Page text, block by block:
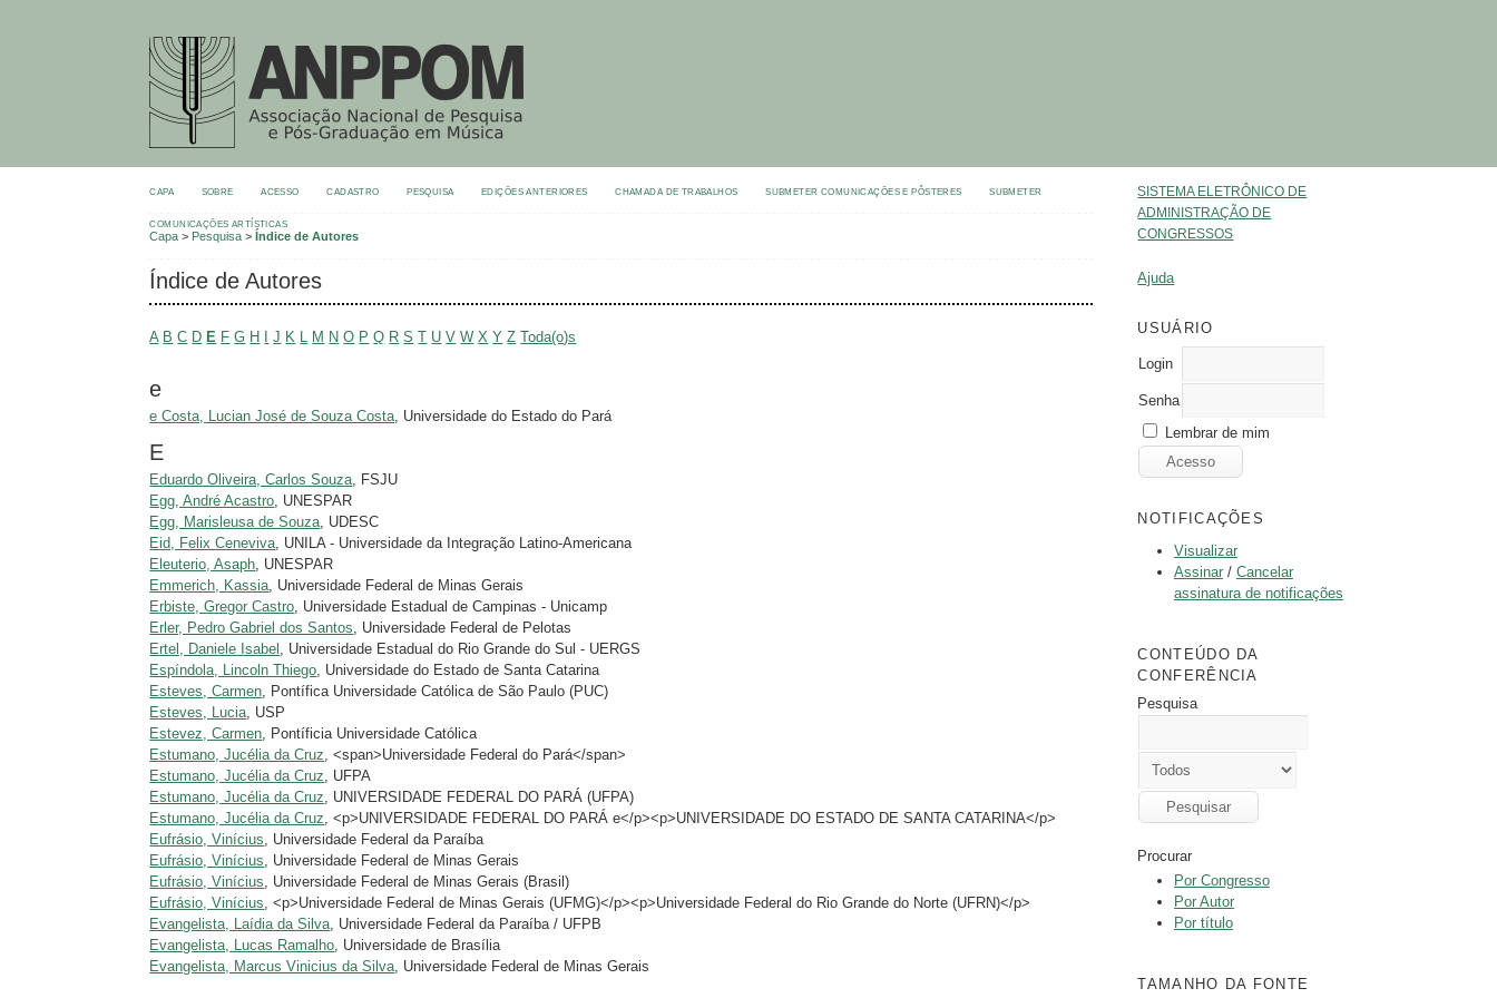
SISTEMA ELETRÔNICO DE
ADMINISTRAÇÃO DE
CONGRESSOS
Ajuda
USUÁRIO
Login
Senha
Lembrar de mim
NOTIFICAÇÕES
Visualizar
Assinar/ Cancelar
assinatura de notificações
CONTEÚDO DA
CONFERÊNCIA
Pesquisa
Procurar
Por Congresso
Por Autor
Por título
TAMANHO DA FONTE
CAPA SOBRE ACESSO CADASTRO PESQUISA EDIÇÕES ANTERIORES CHAMADA DE TRABALHOS SUBMETER COMUNICAÇÕES E PÔSTERES SUBMETER
COMUNICAÇÕES ARTÍSTICAS
Capa > Pesquisa >Índice de Autores
Índice de Autores
A B C D E F G H J K L M N O P Q R S T U V W X Y Z Toda(o)s
e
e Costa, Lucian José de Souza Costa , Universidade do Estado do Pará
E
Eduardo Oliveira, Carlos Souza, FSJU
Egg, André Acastro, UNESPAR
Egg, Marisleusa de Souza, UDESC
Eid, Felix Ceneviva, UNILA - Universidade da Integração Latino-Americana
Eleuterio, Asaph, UNESPAR
Emmerich, Kassia, Universidade Federal de Minas Gerais
Erbiste, Gregor Castro, Universidade Estadual de Campinas - Unicamp
Erler, Pedro Gabriel dos Santos, Universidade Federal de Pelotas
Ertel, Daniele Isabel , Universidade Estadual do Rio Grande do Sul - UERGS
Espíndola, Lincoln Thiego, Universidade do Estado de Santa Catarina
Esteves, Carmen, Pontífica Universidade Católica de São Paulo (PUC)
Esteves, Lucia, USP
Estevez, Carmen, Pontíficia Universidade Católica
Estumano, Jucélia da Cruz, <span>Universidade Federal do Pará</span>
Estumano, Jucélia da Cruz, UFPA
Estumano, Jucélia da Cruz, UNIVERSIDADE FEDERAL DO PARÁ (UFPA)
Estumano, Jucélia da Cruz, <p>UNIVERSIDADE FEDERAL DO PARÁ e</p><p>UNIVERSIDADE DO ESTADO DE SANTA CATARINA</p>
Eufrásio, Vinícius, Universidade Federal da Paraíba
Eufrásio, Vinícius, Universidade Federal de Minas Gerais
Eufrásio, Vinícius, Universidade Federal de Minas Gerais (Brasil)
Eufrásio, Vinícius, <p>Universidade Federal de Minas Gerais (UFMG)</p><p>Universidade Federal do Rio Grande do Norte (UFRN)</p>
Evangelista, Laídia da Silva, Universidade Federal da Paraíba / UFPB
Evangelista, Lucas Ramalho, Universidade de Brasília
Evangelista, Marcus Vinicius da Silva, Universidade Federal de Minas Gerais